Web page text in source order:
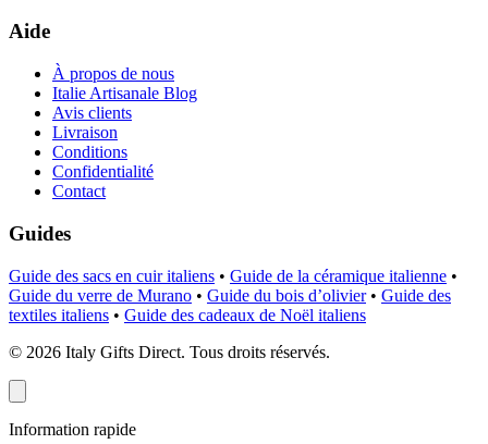
Aide
À propos de nous
Italie Artisanale Blog
Avis clients
Livraison
Conditions
Confidentialité
Contact
Guides
Guide des sacs en cuir italiens • Guide de la céramique italienne •
Guide du verre de Murano • Guide du bois d’olivier • Guide des
textiles italiens • Guide des cadeaux de Noël italiens
© 2026 Italy Gifts Direct. Tous droits réservés.
Information rapide